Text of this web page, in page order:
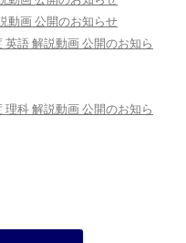
動画 公開のお知らせ
英語 解説動画 公開のお知ら
理科 解説動画 公開のお知ら